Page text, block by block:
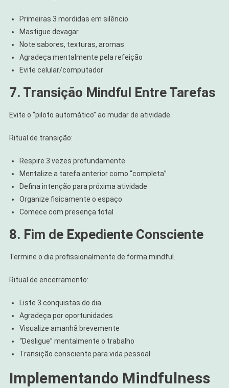
Primeiras 3 mordidas em silêncio
Mastigue devagar
Note sabores, texturas, aromas
Agradeça mentalmente pela refeição
Evite celular/computador
7. Transição Mindful Entre Tarefas
Evite o “piloto automático” ao mudar de atividade.
Ritual de transição:
Respire 3 vezes profundamente
Mentalize a tarefa anterior como “completa”
Defina intenção para próxima atividade
Organize fisicamente o espaço
Comece com presença total
8. Fim de Expediente Consciente
Termine o dia profissionalmente de forma mindful.
Ritual de encerramento:
Liste 3 conquistas do dia
Agradeça por oportunidades
Visualize amanhã brevemente
“Desligue” mentalmente o trabalho
Transição consciente para vida pessoal
Implementando Mindfulness